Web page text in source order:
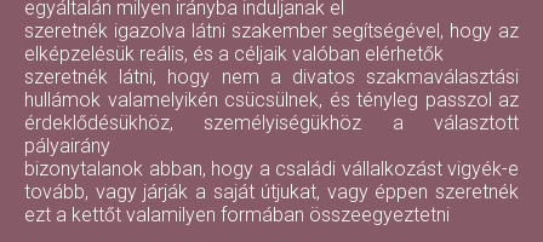
egyáltalán milyen irányba induljanak el
szeretnék igazolva látni szakember segítségével, hogy az
elképzelésük reális, és a céljaik valóban elérhetők
szeretnék látni, hogy nem a divatos szakmaválasztási
hullámok valamelyikén csücsülnek, és tényleg passzol az
érdeklődésükhöz, személyiségükhöz a választott
pályairány
bizonytalanok abban, hogy a családi vállalkozást vigyék-e
tovább, vagy járják a saját útjukat, vagy éppen szeretnék
ezt a kettőt valamilyen formában összeegyeztetni